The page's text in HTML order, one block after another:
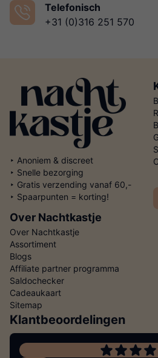
Telefonisch
+31 (0)316 251 570
‣ Anoniem & discreet
‣ Snelle bezorging
‣ Gratis verzending vanaf 60,-
‣ Spaarpunten = korting!
Over Nachtkastje
Over Nachtkastje
Assortiment
Blogs
Affiliate partner programma
Saldochecker
Cadeaukaart
Sitemap
Klantbeoordelingen